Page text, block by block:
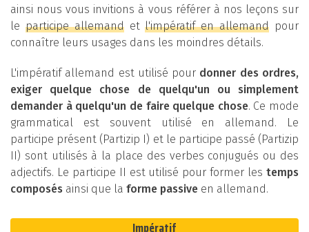
ainsi nous vous invitions à vous référer à nos leçons sur
le participe allemandetl'impératif en allemand pour
connaître leurs usages dans les moindres détails.
L'impératif allemand est utilisé pour donner des ordres,
exiger quelque chose de quelqu'un ou simplement
demander à quelqu'un de faire quelque chose. Ce mode
grammatical est souvent utilisé en allemand. Le
participe présent (Partizip I) et le participe passé (Partizip
II) sont utilisés à la place des verbes conjugués ou des
adjectifs. Le participe II est utilisé pour former les temps
composés ainsi que la forme passive en allemand.
Impératif